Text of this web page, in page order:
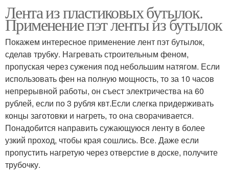
Лента из пластиковых бутылок.
Применение пэт ленты из бутылок
Покажем интересное применение лент пэт бутылок,
сделав трубку. Нагревать строительным феном,
пропуская через сужения под небольшим натягом. Если
использовать фен на полную мощность, то за 10 часов
непрерывной работы, он съест электричества на 60
рублей, если по 3 рубля квт.Если слегка придерживать
концы заготовки и нагреть, то она сворачивается.
Понадобится направить сужающуюся ленту в более
узкий проход, чтобы края сошлись. Все. Даже если
пропустить нагретую через отверстие в доске, получите
трубочку.